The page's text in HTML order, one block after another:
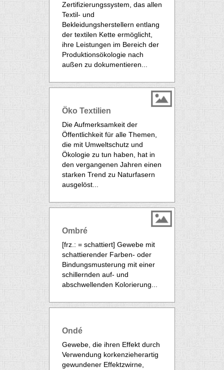
Zertifizierungssystem, das allen
Textil- und
Bekleidungsherstellern entlang
der textilen Kette ermöglicht,
ihre Leistungen im Bereich der
Produktionsökologie nach
außen zu dokumentieren...
Öko Textilien
Die Aufmerksamkeit der
Öffentlichkeit für alle Themen,
die mit Umweltschutz und
Ökologie zu tun haben, hat in
den vergangenen Jahren einen
starken Trend zu Naturfasern
ausgelöst...
Ombré
[frz.: = schattiert] Gewebe mit
schattierender Farben- oder
Bindungsmusterung mit einer
schillernden auf- und
abschwellenden Kolorierung...
Ondé
Gewebe, die ihren Effekt durch
Verwendung korkenzieherartig
gewundener Effektzwirne,